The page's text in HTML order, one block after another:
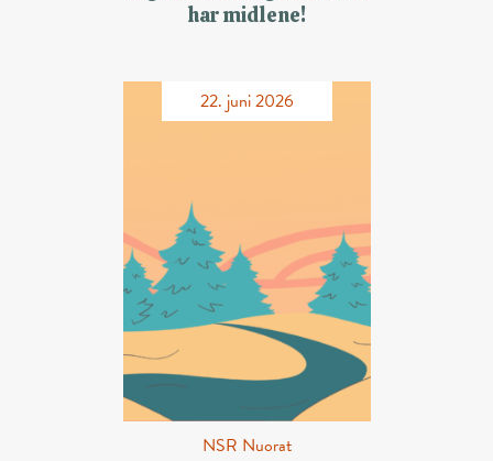
har midlene!
22. juni 2026
NSR Nuorat